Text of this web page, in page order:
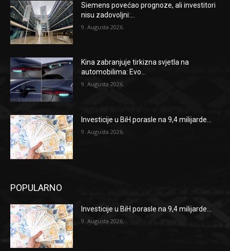
Siemens povećao prognoze, ali investitori
nisu zadovoljni:...
9. Augusta 2026.
Kina zabranjuje tirkizna svjetla na
automobilima: Evo...
9. Augusta 2026.
Investicije u BiH porasle na 9,4 milijarde...
9. Augusta 2026.
POPULARNO
Investicije u BiH porasle na 9,4 milijarde...
9. Augusta 2026.